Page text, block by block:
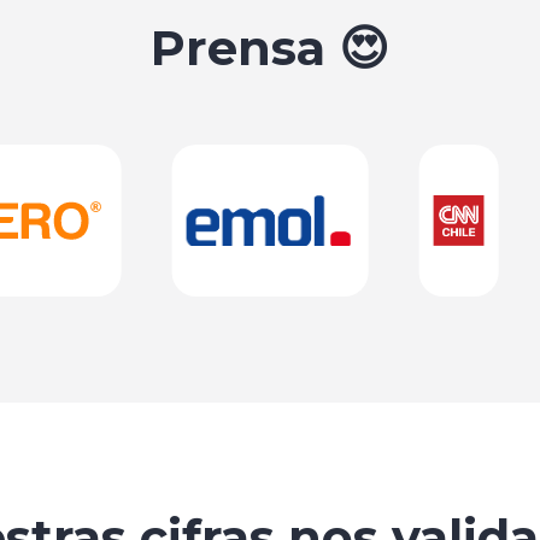
Prensa 😍